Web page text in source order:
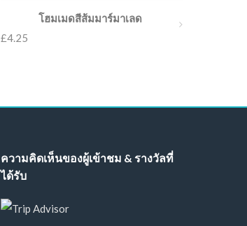
โฮมเมดสีส้มมาร์มาเลด
£4.25
ความคิดเห็นของผู้เข้าชม & รางวัลที่
ได้รับ